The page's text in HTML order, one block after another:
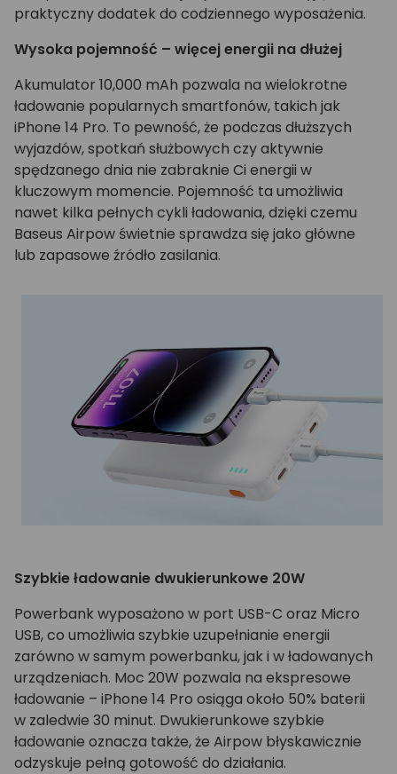
praktyczny dodatek do codziennego wyposażenia.
Wysoka pojemność – więcej energii na dłużej
Akumulator 10,000 mAh pozwala na wielokrotne
ładowanie popularnych smartfonów, takich jak
iPhone 14 Pro. To pewność, że podczas dłuższych
wyjazdów, spotkań służbowych czy aktywnie
spędzanego dnia nie zabraknie Ci energii w
kluczowym momencie. Pojemność ta umożliwia
nawet kilka pełnych cykli ładowania, dzięki czemu
Baseus Airpow świetnie sprawdza się jako główne
lub zapasowe źródło zasilania.
Szybkie ładowanie dwukierunkowe 20W
Powerbank wyposażono w port USB-C oraz Micro
USB, co umożliwia szybkie uzupełnianie energii
zarówno w samym powerbanku, jak i w ładowanych
urządzeniach. Moc 20W pozwala na ekspresowe
ładowanie – iPhone 14 Pro osiąga około 50% baterii
w zaledwie 30 minut. Dwukierunkowe szybkie
ładowanie oznacza także, że Airpow błyskawicznie
odzyskuje pełną gotowość do działania.